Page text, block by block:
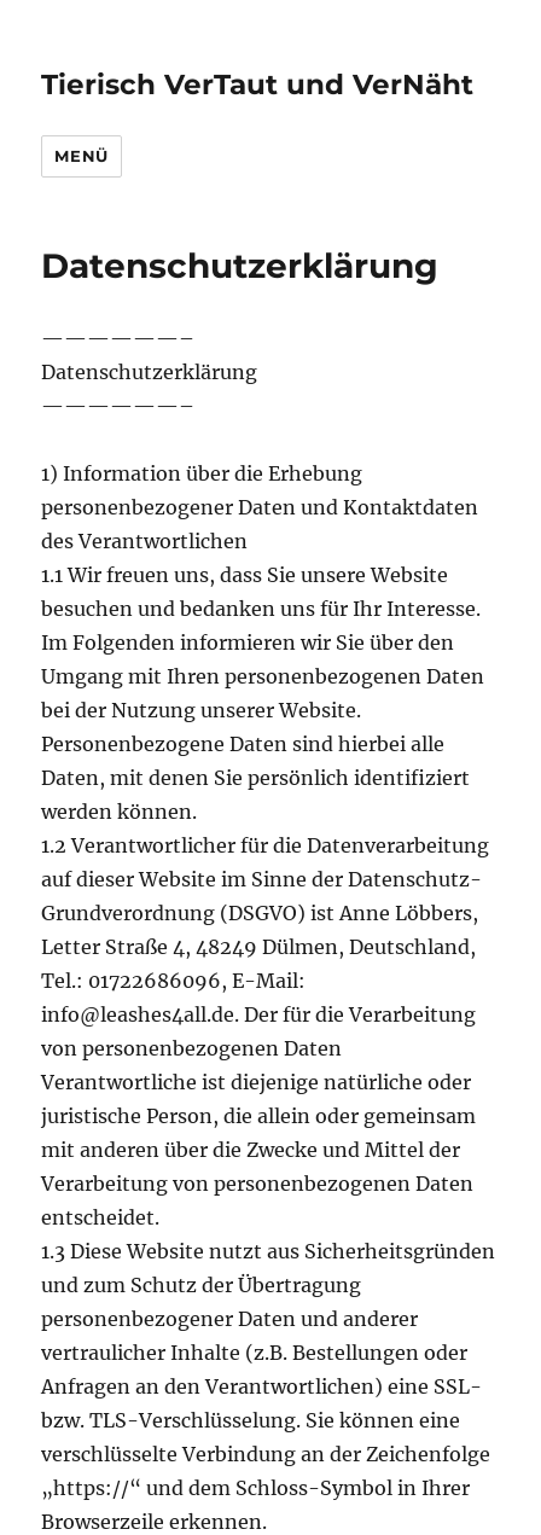
Tierisch VerTaut und VerNäht
MENÜ
Datenschutzerklärung
——————–
Datenschutzerklärung
——————–
1) Information über die Erhebung
personenbezogener Daten und Kontaktdaten
des Verantwortlichen
1.1 Wir freuen uns, dass Sie unsere Website
besuchen und bedanken uns für Ihr Interesse.
Im Folgenden informieren wir Sie über den
Umgang mit Ihren personenbezogenen Daten
bei der Nutzung unserer Website.
Personenbezogene Daten sind hierbei alle
Daten, mit denen Sie persönlich identifiziert
werden können.
1.2 Verantwortlicher für die Datenverarbeitung
auf dieser Website im Sinne der Datenschutz-
Grundverordnung (DSGVO) ist Anne Löbbers,
Letter Straße 4, 48249 Dülmen, Deutschland,
Tel.: 01722686096, E-Mail:
info@leashes4all.de. Der für die Verarbeitung
von personenbezogenen Daten
Verantwortliche ist diejenige natürliche oder
juristische Person, die allein oder gemeinsam
mit anderen über die Zwecke und Mittel der
Verarbeitung von personenbezogenen Daten
entscheidet.
1.3 Diese Website nutzt aus Sicherheitsgründen
und zum Schutz der Übertragung
personenbezogener Daten und anderer
vertraulicher Inhalte (z.B. Bestellungen oder
Anfragen an den Verantwortlichen) eine SSL-
bzw. TLS-Verschlüsselung. Sie können eine
verschlüsselte Verbindung an der Zeichenfolge
„https://“ und dem Schloss-Symbol in Ihrer
Browserzeile erkennen.